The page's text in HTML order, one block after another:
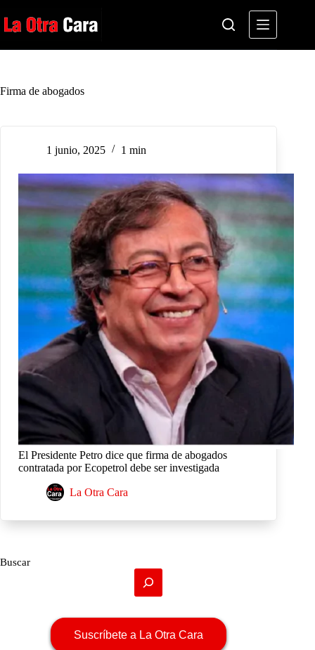
al
contenido
Firma de abogados
1 junio, 2025 1 min
El Presidente Petro dice que firma de abogados
contratada por Ecopetrol debe ser investigada
La Otra Cara
Buscar
Suscríbete a La Otra Cara